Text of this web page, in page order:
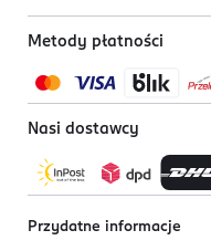
Metody płatności
Nasi dostawcy
Przydatne informacje